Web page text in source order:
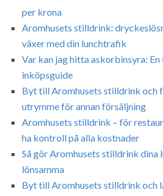
per krona
Aromhusets stilldrink:
växer med din lunchtrafik
Var kan jag hitta askorbinsyra:
inköpsguide
Byt till Aromhusets stilldrink och
utrymme för annan försäljning
Aromhusets stilldrink – för
ha kontroll på alla kostnader
Så gör Aromhusets stilldrink dina
lönsamma
Byt till Aromhusets stilldrink och